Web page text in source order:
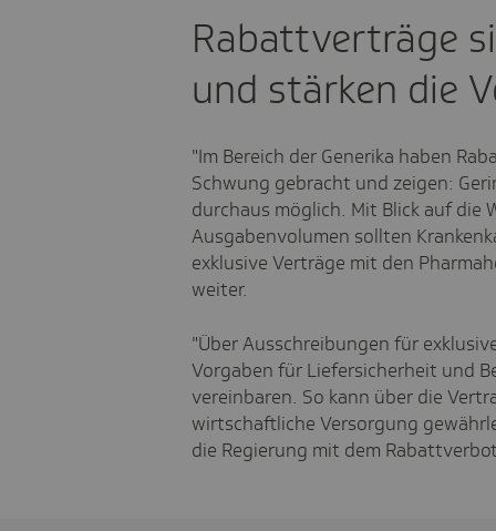
Rabattverträge
und stärken die
"Im Bereich der Generika haben
Schwung gebracht und zeigen:
durchaus möglich. Mit Blick auf die
Ausgabenvolumen sollten
exklusive Verträge mit den
weiter.
"Über Ausschreibungen für
Vorgaben für Liefersicherheit und
vereinbaren. So kann über die
wirtschaftliche Versorgung
die Regierung mit dem